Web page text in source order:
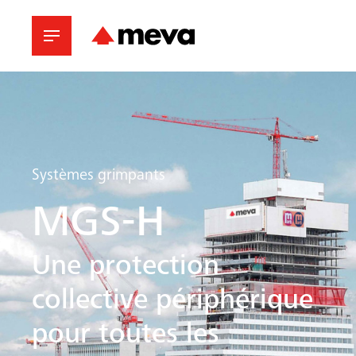
Systèmes grimpants
MGS-H
Une protection
collective périphérique
pour toutes les